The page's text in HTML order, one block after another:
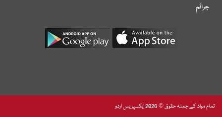
جرائم
تمام مواد کے جملہ حقوق © 2026 ایکسپریس اردو